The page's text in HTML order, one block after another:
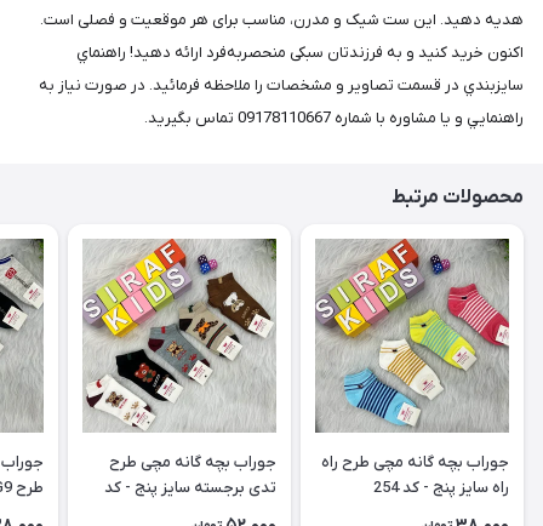
هدیه دهید. این ست شیک و مدرن، مناسب برای هر موقعیت و فصلی است.
اکنون خرید کنید و به فرزندتان سبکی منحصربه‌فرد ارائه دهید! راهنماي
سايزبندي در قسمت تصاوير و مشخصات را ملاحظه فرمائيد. در صورت نياز به
راهنمايي و يا مشاوره با شماره 09178110667 تماس بگيريد.
محصولات مرتبط
جوراب بچه گانه مچی طرح راه
راه سایز پنج - کد 254
جوراب بچه گانه مچی طرح
تدی برجسته سایز پنج - کد
طرح G9 سایز پنج - کد 252